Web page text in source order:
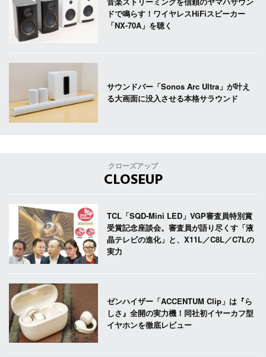
ドで鳴らす！ワイヤレスHiFiスピーカー
「NX-70A」を聴く
サウンドバー「Sonos Arc Ultra」が叶え
る大画面に没入させる本格サラウンド
クローズアップ
CLOSEUP
TCL「SQD-Mini LED」VGP審査員特別賞
受賞記念座談会。審査員が語り尽くす「液
晶テレビの進化」と、X11L／C8L／C7Lの
実力
ゼンハイザー「ACCENTUM Clip」は『ら
しさ』全開の実力機！同社初イヤーカフ型
イヤホンを徹底レビュー